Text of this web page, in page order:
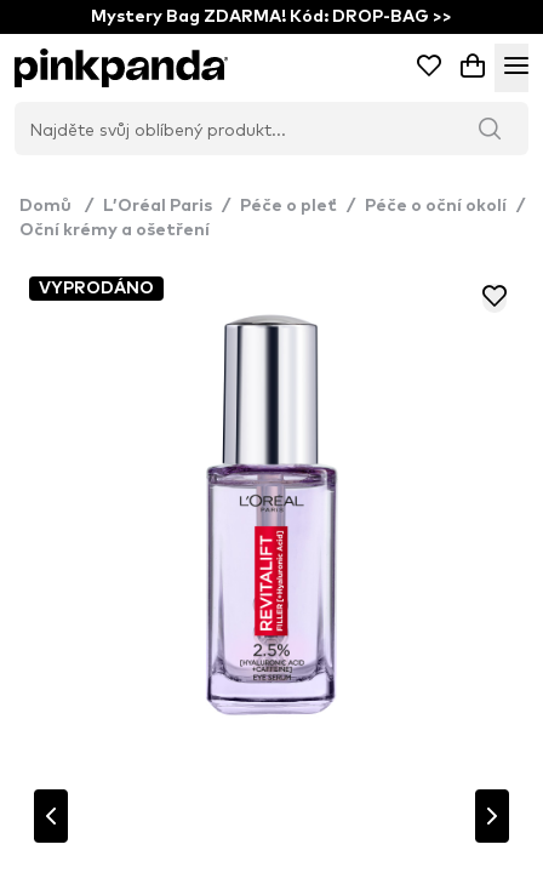
Mystery Bag ZDARMA! Kód: DROP-BAG >>
Domů / L’Oréal Paris / Péče o pleť / Péče o oční okolí
/
Oční krémy a ošetření
VYPRODÁNO